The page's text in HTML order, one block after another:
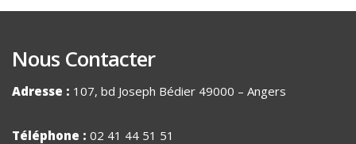
Nous Contacter
Adresse : 107, bd Joseph Bédier 49000 – Angers
Téléphone : 02 41 44 51 51